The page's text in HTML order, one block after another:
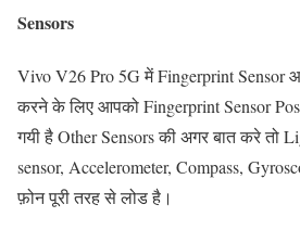
Sensors
Vivo V26 Pro 5G में Fingerprint Sensor
करने के लिए आपको Fingerprint Sensor
गयी है Other Sensors की अगर बात करे तो
sensor, Accelerometer, Compass,
फ़ोन पूरी तरह से लोड है।